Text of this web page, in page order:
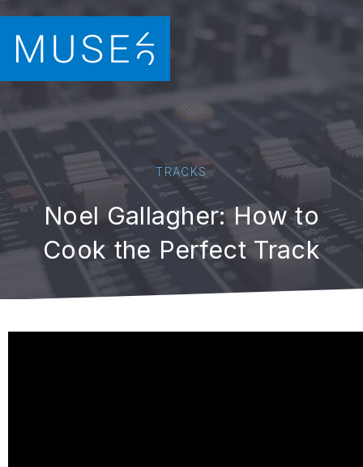
TRACKS
Noel Gallagher: How to
Cook the Perfect Track